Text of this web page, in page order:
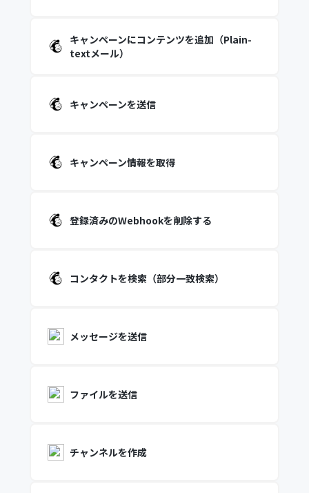
キャンペーンにコンテンツを追加（Plain-
textメール）
キャンペーンを送信
キャンペーン情報を取得
登録済みのWebhookを削除する
コンタクトを検索（部分一致検索）
メッセージを送信
ファイルを送信
チャンネルを作成